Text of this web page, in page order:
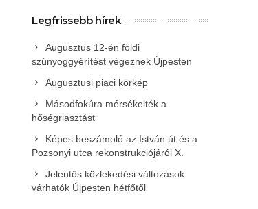
Legfrissebb hírek
Augusztus 12-én földi
szúnyoggyérítést végeznek Újpesten
Augusztusi piaci körkép
Másodfokúra mérsékelték a
hőségriasztást
Képes beszámoló az István út és a
Pozsonyi utca rekonstrukciójáról X.
Jelentős közlekedési változások
várhatók Újpesten hétfőtől